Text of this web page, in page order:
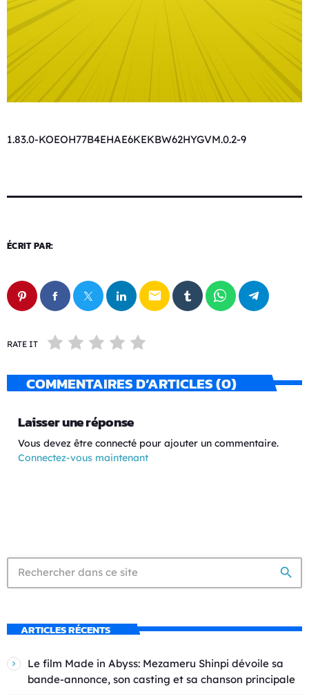
1.83.0-KOEOH77B4EHAE6KEKBW62HYGVM.0.2-9
ÉCRIT PAR:
email
RATE IT
COMMENTAIRES D’ARTICLES (0)
Laisser une réponse
Vous devez être connecté pour ajouter un commentaire.
Connectez-vous maintenant
search
ARTICLES RÉCENTS
Le film Made in Abyss: Mezameru Shinpi dévoile sa
bande-annonce, son casting et sa chanson principale